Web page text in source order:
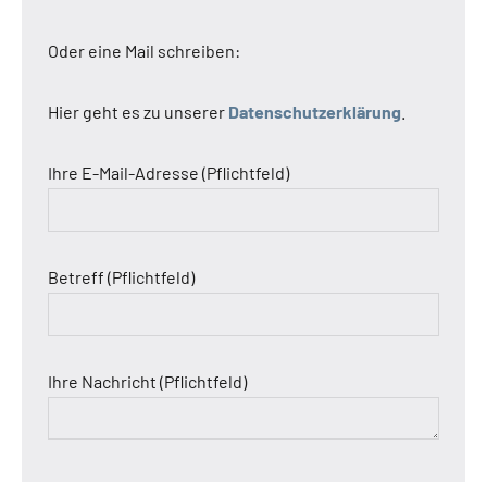
Oder eine Mail schreiben:
Hier geht es zu unserer Datenschutzerklärung
Ihre E-Mail-Adresse (Pflichtfeld)
Betreff (Pflichtfeld)
Ihre Nachricht (Pflichtfeld)